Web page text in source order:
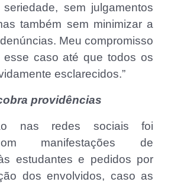
sem julgamentos
também sem minimizar a
Meu compromisso
esse caso até que todos os
esclarecidos.”
providências
nas redes sociais foi
manifestações de
estudantes e pedidos por
dos envolvidos, caso as